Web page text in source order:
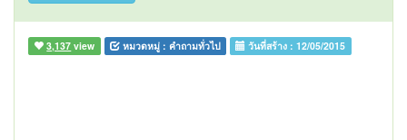
3,137 view หมวดหมู่ : คำถามทั่วไป วันที่สร้าง :12/05/2015